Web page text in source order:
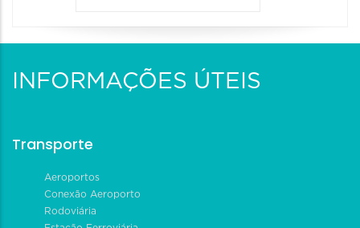
INFORMAÇÕES ÚTEIS
Transporte
Aeroportos
Conexão Aeroporto
Rodoviária